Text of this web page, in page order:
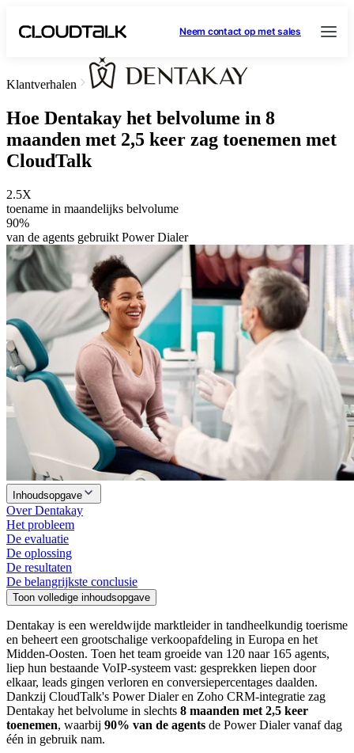
Neem contact op met sales
Klantverhalen
Hoe Dentakay het belvolume in 8
maanden met 2,5 keer zag toenemen met
CloudTalk
2.5X
toename in maandelijks belvolume
90%
van de agents gebruikt Power Dialer
Inhoudsopgave
Over Dentakay
Het probleem
De evaluatie
De oplossing
De resultaten
De belangrijkste conclusie
Toon volledige inhoudsopgave
Dentakay is een wereldwijde marktleider in tandheelkundig toerisme
en beheert een grootschalige verkoopafdeling in Europa en het
Midden-Oosten. Toen het team groeide van 120 naar 165 agents,
liep hun bestaande VoIP-systeem vast: gesprekken liepen door
elkaar, leads gingen verloren en conversiepercentages daalden.
Dankzij CloudTalk's Power Dialer en Zoho CRM-integratie zag
Dentakay het belvolume in slechts 8 maanden met 2,5 keer
toenemen, waarbij 90% van de agents de Power Dialer vanaf dag
één in gebruik nam.